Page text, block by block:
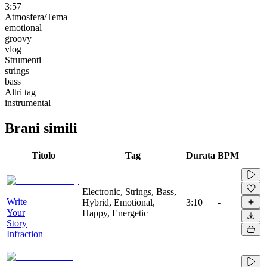
3:57
Atmosfera/Tema
emotional
groovy
vlog
Strumenti
strings
bass
Altri tag
instrumental
Brani simili
Titolo Tag Durata BPM
Write
Your
Story
Infraction
Electronic, Strings, Bass,
Hybrid, Emotional,
Happy, Energetic
3:10 -